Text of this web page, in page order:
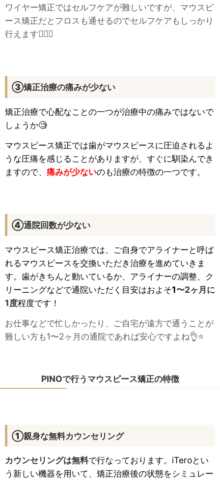
ワイヤー矯正ではセルフケアが難しいですが、マウスピ
ース矯正だとフロスも通せるのでセルフケアもしっかり
行えます🙆‍♀️✨
③矯正治療の痛みが少ない
矯正治療で心配なことの一つが治療中の痛みではないで
しょうか🧐
マウスピース矯正では歯がマウスピースに圧迫されるよ
うな圧痛を感じることがありますが、すぐに馴染んでき
ますので、 痛みが少ないのも治療の特徴の一つです。
④通院回数が少ない
マウスピース矯正治療では、ご自身でアライナーと呼ば
れるマウスピースを交換いただき治療を進めていきま
す。歯がきちんと動いているか、アライナーの調整、ク
リーニングなどで通院いただく目安はおよそ1〜2ヶ月に
1度程度です！
お仕事などで忙しかったり、ご自宅が遠方で通うことが
難しい方も1〜2ヶ月の通院であれば安心ですよね👌⭐
PINOで行うマウスピース矯正の特徴
①親身な無料カウンセリング
カウンセリングは無料で行なっております。iTeroとい
う新しい機器を用いて、矯正治療後の状態をシミュレー